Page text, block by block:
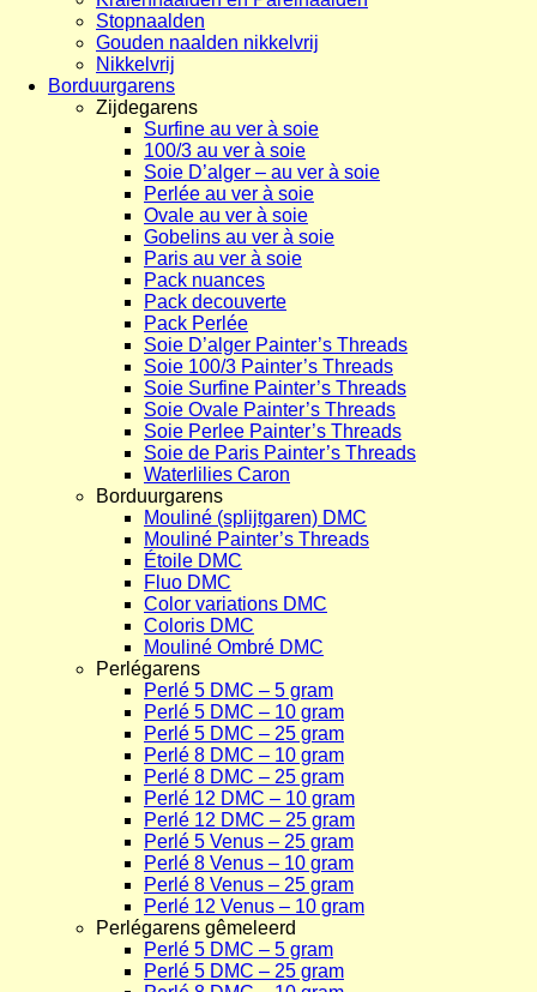
Stopnaalden
Gouden naalden nikkelvrij
Nikkelvrij
Borduurgarens
Zijdegarens
Surfine au ver à soie
100/3 au ver à soie
Soie D’alger – au ver à soie
Perlée au ver à soie
Ovale au ver à soie
Gobelins au ver à soie
Paris au ver à soie
Pack nuances
Pack decouverte
Pack Perlée
Soie D’alger Painter’s Threads
Soie 100/3 Painter’s Threads
Soie Surfine Painter’s Threads
Soie Ovale Painter’s Threads
Soie Perlee Painter’s Threads
Soie de Paris Painter’s Threads
Waterlilies Caron
Borduurgarens
Mouliné (splijtgaren) DMC
Mouliné Painter’s Threads
Étoile DMC
Fluo DMC
Color variations DMC
Coloris DMC
Mouliné Ombré DMC
Perlégarens
Perlé 5 DMC – 5 gram
Perlé 5 DMC – 10 gram
Perlé 5 DMC – 25 gram
Perlé 8 DMC – 10 gram
Perlé 8 DMC – 25 gram
Perlé 12 DMC – 10 gram
Perlé 12 DMC – 25 gram
Perlé 5 Venus – 25 gram
Perlé 8 Venus – 10 gram
Perlé 8 Venus – 25 gram
Perlé 12 Venus – 10 gram
Perlégarens gêmeleerd
Perlé 5 DMC – 5 gram
Perlé 5 DMC – 25 gram